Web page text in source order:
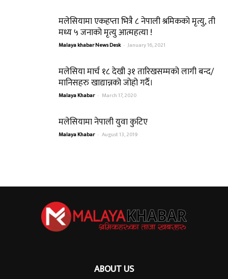
मलेसियामा एकहप्ता भित्रै ८ नेपाली श्रमिकको मृत्यु, ती
मध्य ५ जनाको मृत्यु आत्महत्या !
Malaya khabar News Desk - January 16, 2021
मलेसिया मार्च १८ देखी ३१ तारिखसम्मको लागी बन्द/
मानिसहरु खाद्यान्नको जोहो गर्दै।
Malaya Khabar - March 17, 2020
मलेसियामा नेपाली युवा कुटिए
Malaya Khabar - August 13, 2019
ABOUT US